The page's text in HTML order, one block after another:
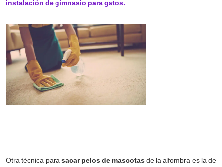
instalación de gimnasio para gatos.
Otra técnica para sacar pelos de mascotas de la alfombra es la de